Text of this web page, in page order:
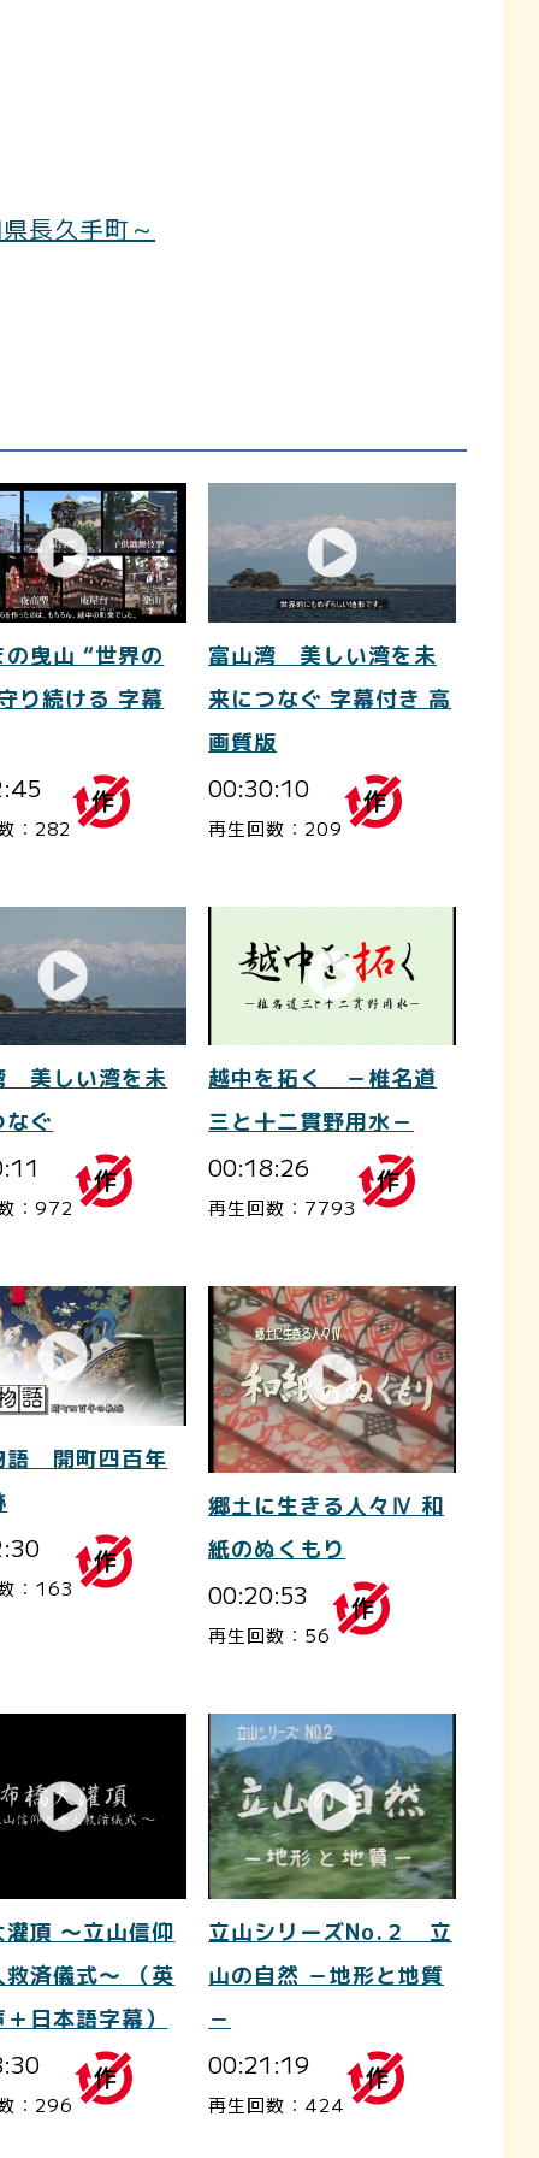
長久手町～
の曳山 “世界の
り続ける 字幕
：282
富山湾 美しい湾を未
来につなぐ 字幕付き 高
画質版
00:30:10
再生回数：209
美しい湾を未
なぐ
：972
越中を拓く －椎名道
三と十二貫野用水－
00:18:26
再生回数：7793
語 開町四百年
：163
郷土に生きる人々Ⅳ 和
紙のぬくもり
00:20:53
再生回数：56
灌頂 ～立山信仰
救済儀式～ （英
日本語字幕）
：296
立山シリーズNo.２ 立
山の自然 －地形と地質
－
00:21:19
再生回数：424